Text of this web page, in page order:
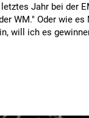
Jahr bei der
WM." Oder wie
will ich es